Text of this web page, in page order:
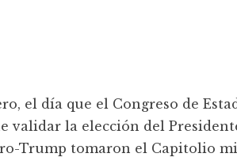
el día que el Congreso de
validar la elección del
Trump tomaron el Capitolio